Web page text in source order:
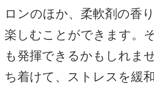
ロンのほか、柔軟剤の香
楽しむことができます。
も発揮できるかもしれま
ち着けて、ストレスを緩